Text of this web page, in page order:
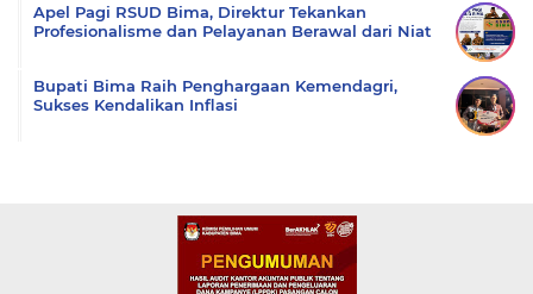
Apel Pagi RSUD Bima, Direktur Tekankan
Profesionalisme dan Pelayanan Berawal dari Niat
Bupati Bima Raih Penghargaan Kemendagri,
Sukses Kendalikan Inflasi